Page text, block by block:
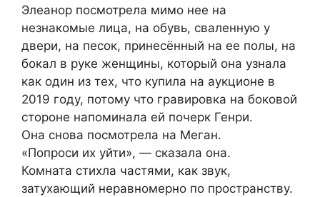
Элеанор посмотрела мимо нее на
незнакомые лица, на обувь, сваленную у
двери, на песок, принесённый на ее полы, на
бокал в руке женщины, который она узнала
как один из тех, что купила на аукционе в
2019 году, потому что гравировка на боковой
стороне напоминала ей почерк Генри.
Она снова посмотрела на Меган.
«Попроси их уйти», — сказала она.
Комната стихла частями, как звук,
затухающий неравномерно по пространству.